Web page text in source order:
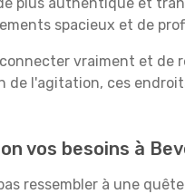
spacieux et de
vraiment et de
l'agitation, ces
vos besoins à
ressembler à une